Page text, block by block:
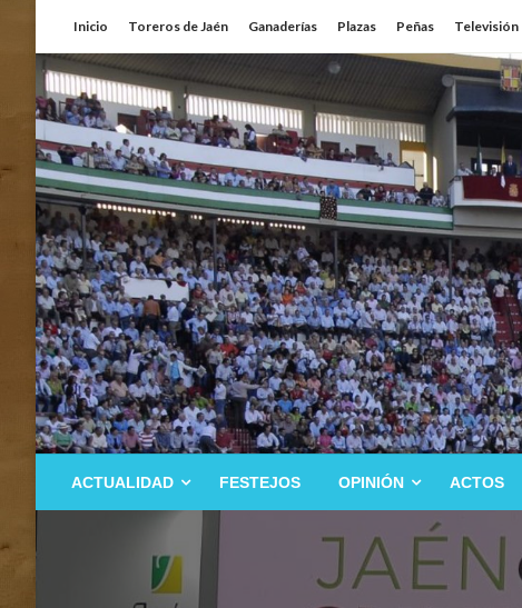
contenido
Inicio Toreros de Jaén Ganaderías Plazas Peñas Televisión
ACTUALIDAD FESTEJOS OPINIÓN ACTOS